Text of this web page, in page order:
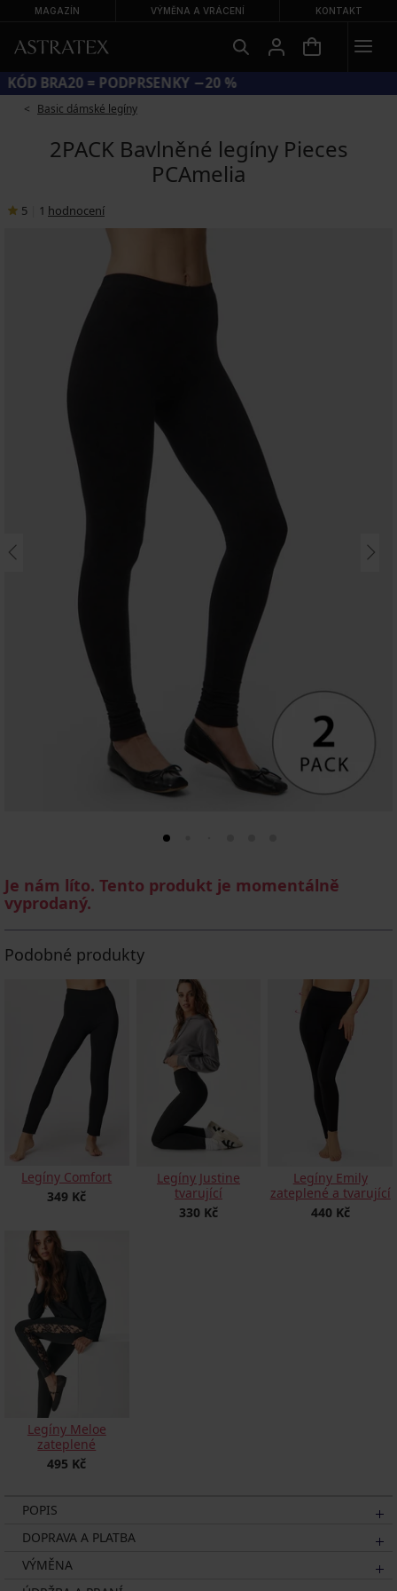
MAGAZÍN VÝMĚNA A VRÁCENÍ KONTAKT
KÓD BRA20 = PODPRSENKY −20 %
Basic dámské legíny
2PACK Bavlněné legíny Pieces
PCAmelia
5 1 hodnocení
Je nám líto. Tento produkt je momentálně
vyprodaný.
Podobné produkty
Legíny Comfort
349 Kč
Legíny Justine
tvarující
330 Kč
Legíny Emily
zateplené a tvarující
440 Kč
Legíny Meloe
zateplené
495 Kč
POPIS
DOPRAVA A PLATBA
VÝMĚNA